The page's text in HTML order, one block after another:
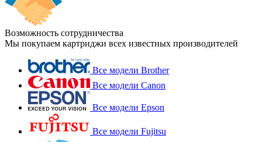
Возможность сотрудничества
Мы покупаем картриджи всех известных производителей
Все модели Brother
Все модели Canon
Все модели Epson
Все модели Fujitsu